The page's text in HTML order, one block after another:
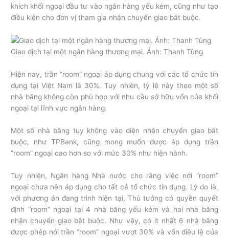
khích khối ngoại đầu tư vào ngân hàng yếu kém, cũng như tạo
điều kiện cho đơn vị tham gia nhận chuyển giao bắt buộc.
Giao dịch tại một ngân hàng thương mại. Ảnh: Thanh Tùng
Hiện nay, trần “room” ngoại áp dụng chung với các tổ chức tín
dụng tại Việt Nam là 30%. Tuy nhiên, tỷ lệ này theo một số
nhà băng không còn phù hợp với nhu cầu sở hữu vốn của khối
ngoại tại lĩnh vực ngân hàng.
Một số nhà băng tuy không vào diện nhận chuyển giao bắt
buộc, như TPBank, cũng mong muốn được áp dụng trần
“room” ngoại cao hơn so với mức 30% như hiện hành.
Tuy nhiên, Ngân hàng Nhà nước cho rằng việc nới “room”
ngoại chưa nên áp dụng cho tất cả tổ chức tín dụng. Lý do là,
với phương án đang trình hiện tại, Thủ tướng có quyền quyết
định “room” ngoại tại 4 nhà băng yếu kém và hai nhà băng
nhận chuyển giao bắt buộc. Như vậy, có ít nhất 6 nhà băng
được phép nới trần “room” ngoại vượt 30% và vốn điều lệ của